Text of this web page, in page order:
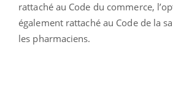
rattaché au Code du commerce,
également rattaché au Code de la
les pharmaciens.